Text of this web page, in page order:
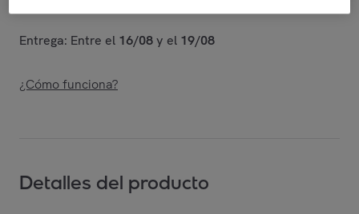
Entrega: Entre el 16/08y el 19/08
¿Cómo funciona?
Detalles del producto